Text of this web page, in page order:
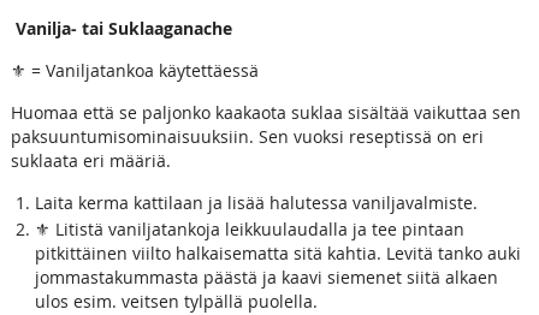
Vanilja- tai Suklaaganache
⚜️ = Vaniljatankoa käytettäessä
Huomaa että se paljonko kaakaota suklaa sisältää vaikuttaa sen
paksuuntumisominaisuuksiin. Sen vuoksi reseptissä on eri
suklaata eri määriä.
Laita kerma kattilaan ja lisää halutessa vaniljavalmiste.
⚜️ Litistä vaniljatankoja leikkuulaudalla ja tee pintaan
pitkittäinen viilto halkaisematta sitä kahtia. Levitä tanko auki
jommastakummasta päästä ja kaavi siemenet siitä alkaen
ulos esim. veitsen tylpällä puolella.